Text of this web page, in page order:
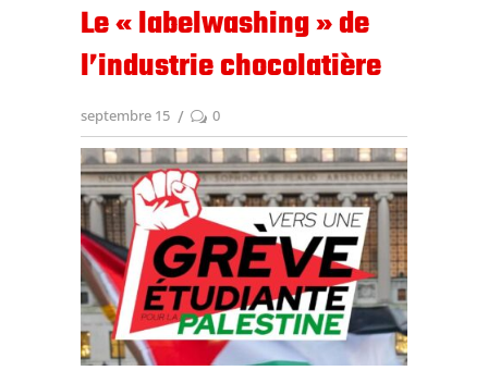
Le « labelwashing » de
l’industrie chocolatière
septembre 15 0